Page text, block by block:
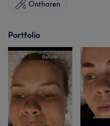
Ontharen
Portfolio